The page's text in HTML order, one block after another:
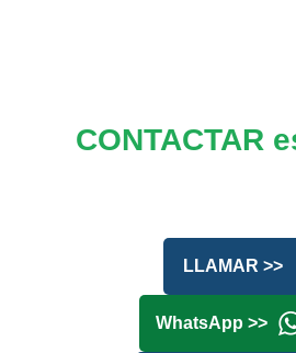
CONTACTAR
LLAMAR >>
WhatsApp >>